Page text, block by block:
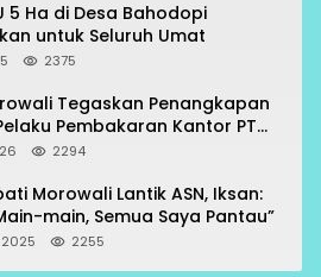
5 Ha di Desa Bahodopi
untuk Seluruh Umat
2375
Tegaskan Penangkapan
Pembakaran Kantor PT
Prosedur
2294
Morowali Lantik ASN, Iksan:
main, Semua Saya Pantau”
2255